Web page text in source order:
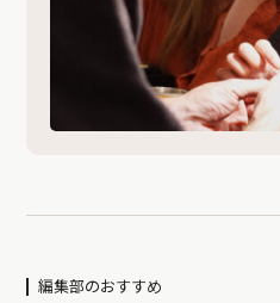
編集部のおすすめ